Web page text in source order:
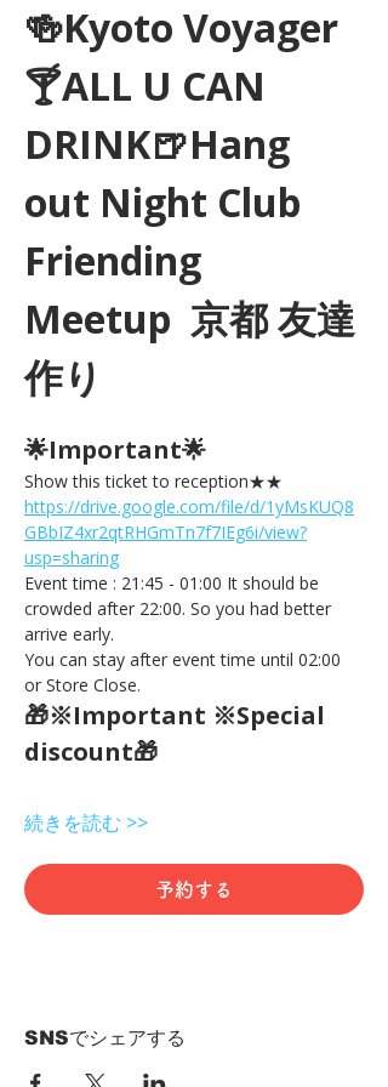
🍻Kyoto Voyager
🍸ALL U CAN
DRINK🍺Hang
out Night Club
Friending
Meetup  京都 友達
作り
🌟Important🌟
Show this ticket to reception★★
https://drive.google.com/file/d/1yMsKUQ8
GBbIZ4xr2qtRHGmTn7f7IEg6i/view?
usp=sharing
Event time : 21:45 - 01:00 It should be
crowded after 22:00. So you had better
arrive early.
You can stay after event time until 02:00
or Store Close.
🎁※Important ※Special
discount🎁
続きを読む >>
予約する
SNSでシェアする